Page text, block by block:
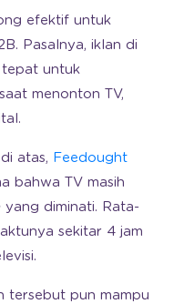
efektif untuk
Pasalnya, iklan di
tepat untuk
menonton TV,
atas, Feedought
bahwa TV masih
yang diminati. Rata-
sekitar 4 jam
tersebut pun mampu